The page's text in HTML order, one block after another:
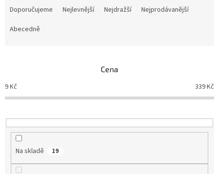
o
d
k
t
Doporučujeme Nejlevnější Nejdražší
Nejprodávanější
Abecedně
Cena
9Kč 339Kč
Na skladě 19